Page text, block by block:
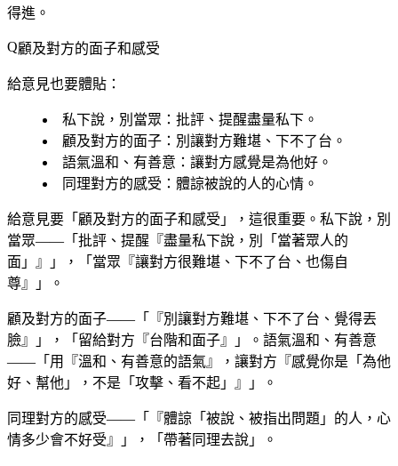
得進。
顧及對方的面子和感受
給意見也要體貼：
私下說，別當眾 ：批評、提醒盡量私下。
顧及對方的面子 ：別讓對方難堪、下不了台。
語氣溫和、有善意 ：讓對方感覺是為他好。
同理對方的感受 ：體諒被說的人的心情。
給意見要「顧及對方的面子和感受」，這很重要。私下說，別
當眾——「批評、提醒『盡量私下說，別「當著眾人的
面」』」，「當眾『讓對方很難堪、下不了台、也傷自
尊』」。
顧及對方的面子——「『別讓對方難堪、下不了台、覺得丟
臉』」，「留給對方『台階和面子』」。語氣溫和、有善意
——「用『溫和、有善意的語氣』，讓對方『感覺你是「為他
好、幫他」，不是「攻擊、看不起」』」。
同理對方的感受——「『體諒「被說、被指出問題」的人，心
情多少會不好受』」，「帶著同理去說」。